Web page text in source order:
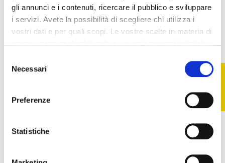
gli annunci e i contenuti, ricercare il pubblico e sviluppare
i servizi. Avete la possibilità di scegliere chi utilizza i
vostri dati e per quali scopi. Le vostre scelte in materia di
modificare o revocare il proprio consenso in qualsiasi
momento dalla Dichiarazione sui cookie o facendo clic
raccogliere informazioni sulla tua posizione
geografica, con un'approssimazione di qualche
delNecessari
Preferenze
Statistiche
Integratori per lo stress
-10%
Non disponibile
Integratori per il sonno
FILTRO